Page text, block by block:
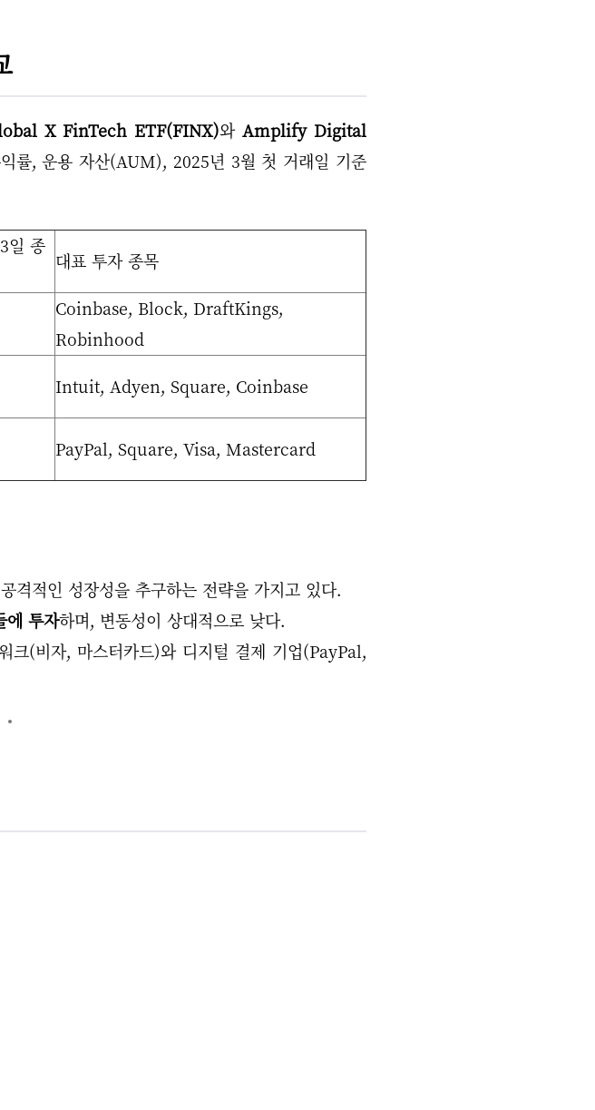
X FinTech ETF(FINX)와Amplify Digital
률, 운용 자산(AUM), 2025년 3월 첫 거래일 기준
일 종
대표 투자 종목
Coinbase, Block, DraftKings,
Robinhood
Intuit, Adyen, Square, Coinbase
PayPal, Square, Visa, Mastercard
격적인 성장성을 추구하는 전략을 가지고 있다.
에 투자하며, 변동성이 상대적으로 낮다.
크(비자, 마스터카드)와 디지털 결제 기업(PayPal,